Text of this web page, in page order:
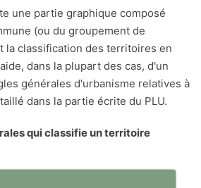
une partie graphique composé
(ou du groupement de
la classification des territoires en
dans la plupart des cas, d'un
générales d'urbanisme relatives à
dans la partie écrite du PLU.
qui classifie un territoire